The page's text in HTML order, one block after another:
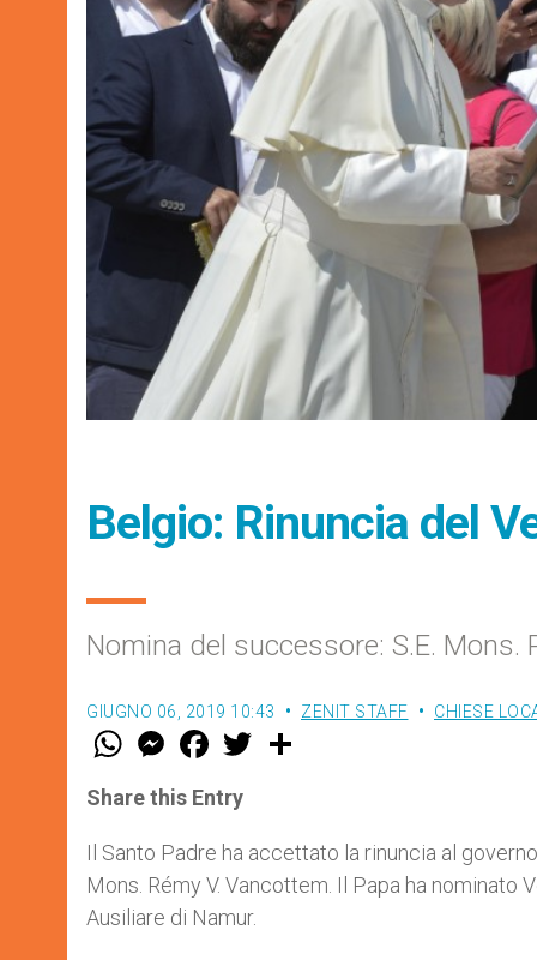
Belgio: Rinuncia del
Nomina del successore: S.E. Mons.
GIUGNO 06, 2019 10:43 ZENIT STAFF CHIESE
W
t
s
p
p
M
e
s
e
g
e
r
F
a
e
b
o
k
w
r
Share this Entry
Il Santo Padre ha accettato la rinuncia al
Mons. Rémy V. Vancottem. Il Papa ha nominato
Ausiliare di Namur.